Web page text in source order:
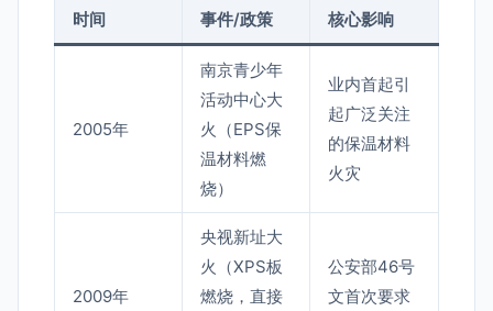
时间 事件/政策 核心影响
2005年
南京青少年
活动中心大
火（EPS保
温材料燃
烧）
业内首起引
起广泛关注
的保温材料
火灾
2009年
央视新址大
火（XPS板
燃烧，直接
公安部46号
文首次要求